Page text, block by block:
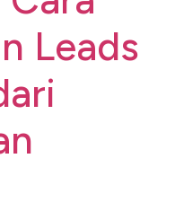
Leads